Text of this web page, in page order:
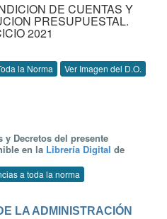
DE CUENTAS Y
PRESUPUESTAL.
2021
la Norma Ver Imagen del D.O.
y Decretos del presente
en la Librería Digital de
a toda la norma
LA ADMINISTRACIÓN